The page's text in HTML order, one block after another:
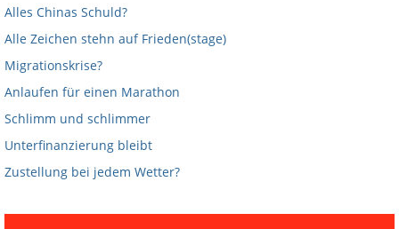
Alles Chinas Schuld?
Alle Zeichen stehn auf Frieden(stage)
Migrationskrise?
Anlaufen für einen Marathon
Schlimm und schlimmer
Unterfinanzierung bleibt
Zustellung bei jedem Wetter?